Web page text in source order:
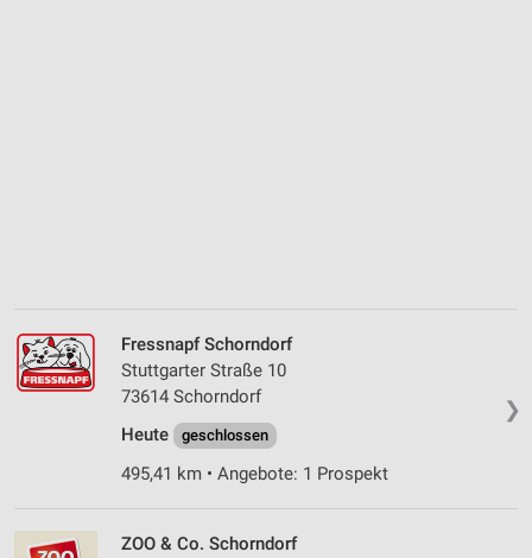
❯
Fressnapf Schorndorf
Stuttgarter Straße 10
73614 Schorndorf
Heute
geschlossen
495,41 km • Angebote: 1 Prospekt
ZOO & Co. Schorndorf